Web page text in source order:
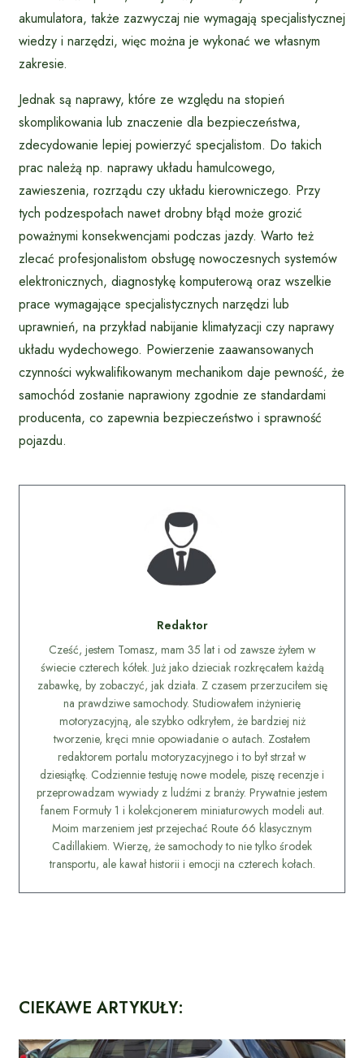
akumulatora, także zazwyczaj nie wymagają specjalistycznej
wiedzy i narzędzi, więc można je wykonać we własnym
zakresie.
Jednak są naprawy, które ze względu na stopień
skomplikowania lub znaczenie dla bezpieczeństwa,
zdecydowanie lepiej powierzyć specjalistom. Do takich
prac należą np. naprawy układu hamulcowego,
zawieszenia, rozrządu czy układu kierowniczego. Przy
tych podzespołach nawet drobny błąd może grozić
poważnymi konsekwencjami podczas jazdy. Warto też
zlecać profesjonalistom obsługę nowoczesnych systemów
elektronicznych, diagnostykę komputerową oraz wszelkie
prace wymagające specjalistycznych narzędzi lub
uprawnień, na przykład nabijanie klimatyzacji czy naprawy
układu wydechowego. Powierzenie zaawansowanych
czynności wykwalifikowanym mechanikom daje pewność, że
samochód zostanie naprawiony zgodnie ze standardami
producenta, co zapewnia bezpieczeństwo i sprawność
pojazdu.
Redaktor
Cześć, jestem Tomasz, mam 35 lat i od zawsze żyłem w
świecie czterech kółek. Już jako dzieciak rozkręcałem każdą
zabawkę, by zobaczyć, jak działa. Z czasem przerzuciłem się
na prawdziwe samochody. Studiowałem inżynierię
motoryzacyjną, ale szybko odkryłem, że bardziej niż
tworzenie, kręci mnie opowiadanie o autach. Zostałem
redaktorem portalu motoryzacyjnego i to był strzał w
dziesiątkę. Codziennie testuję nowe modele, piszę recenzje i
przeprowadzam wywiady z ludźmi z branży. Prywatnie jestem
fanem Formuły 1 i kolekcjonerem miniaturowych modeli aut.
Moim marzeniem jest przejechać Route 66 klasycznym
Cadillakiem. Wierzę, że samochody to nie tylko środek
transportu, ale kawał historii i emocji na czterech kołach.
CIEKAWE ARTYKUŁY: